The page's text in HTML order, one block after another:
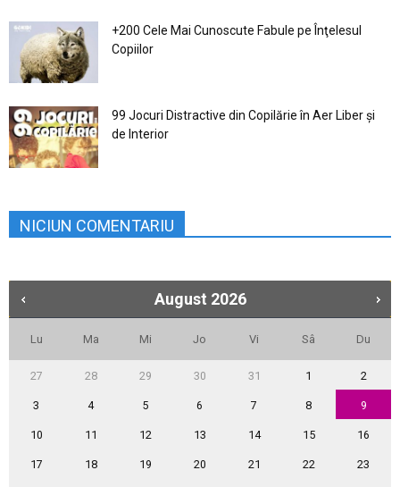
+200 Cele Mai Cunoscute Fabule pe Înţelesul
Copiilor
99 Jocuri Distractive din Copilărie în Aer Liber şi
de Interior
NICIUN COMENTARIU
August 2026
Lu Ma Mi Jo Vi Sâ Du
27 28 29 30 31 1 2
3 4 5 6 7 8 9
10 11 12 13 14 15 16
17 18 19 20 21 22 23